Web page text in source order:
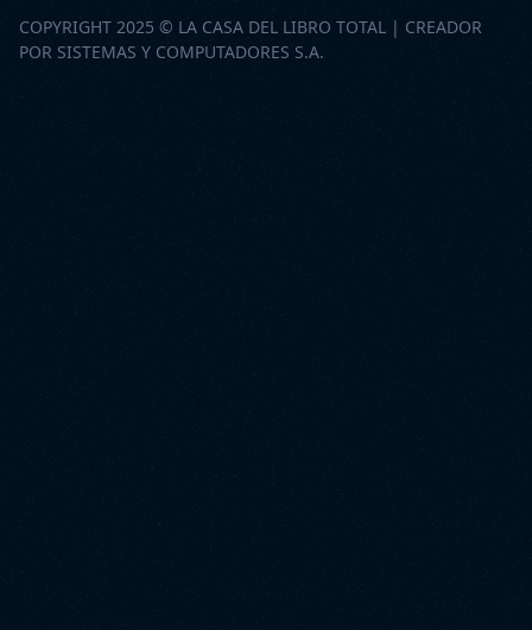
COPYRIGHT 2025 © LA CASA DEL LIBRO TOTAL | CREADOR
POR SISTEMAS Y COMPUTADORES S.A.